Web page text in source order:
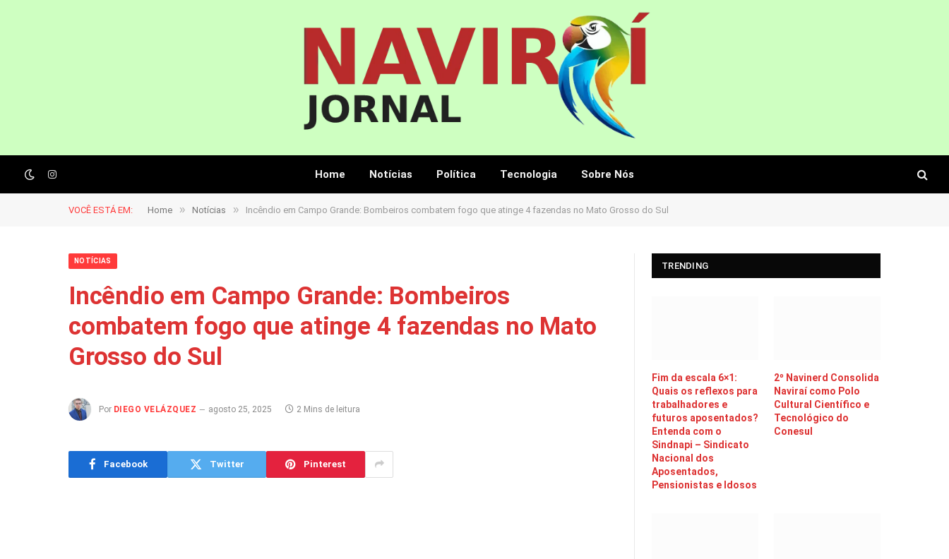
Instagram Home Notícias Política Tecnologia Sobre Nós
VOCÊ ESTÁ EM: Home » Notícias » Incêndio em Campo Grande: Bombeiros combatem fogo que atinge 4 fazendas no Mato Grosso do Sul
NOTÍCIAS
Incêndio em Campo Grande: Bombeiros
combatem fogo que atinge 4 fazendas no Mato
Grosso do Sul
Por DIEGO VELÁZQUEZ agosto 25, 2025 2 Mins de leitura
Facebook Twitter Pinterest
TRENDING
Fim da escala 6×1:
Quais os reflexos para
trabalhadores e
futuros aposentados?
Entenda com o
Sindnapi – Sindicato
Nacional dos
Aposentados,
Pensionistas e Idosos
2º Navinerd Consolida
Naviraí como Polo
Cultural Científico e
Tecnológico do
Conesul